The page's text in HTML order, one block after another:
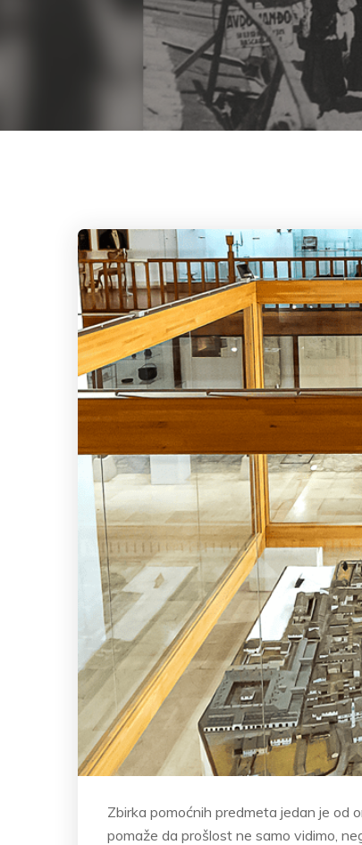
Zbirka pomoćnih predmeta jedan je od
pomaže da prošlost ne samo vidimo,